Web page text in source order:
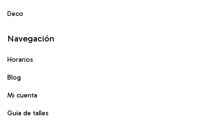
Deco
Navegación
Horarios
Blog
Mi cuenta
Guía de talles